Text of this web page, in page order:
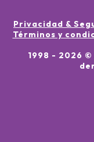
Privacidad &
Términos y
1998 - 2026 ©